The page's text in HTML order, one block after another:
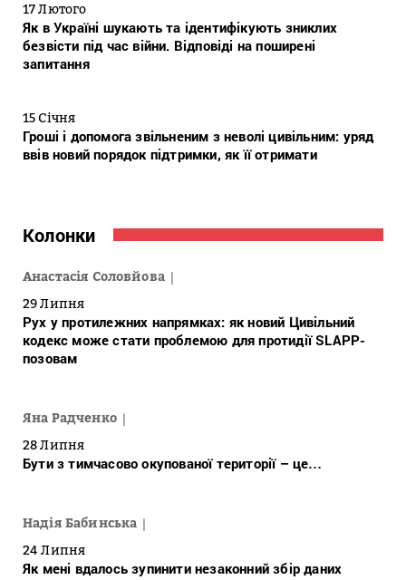
17 Лютого
Як в Україні шукають та ідентифікують зниклих
безвісти під час війни. Відповіді на поширені
запитання
15 Січня
Гроші і допомога звільненим з неволі цивільним: уряд
ввів новий порядок підтримки, як її отримати
Колонки
Анастасія Соловйова
29 Липня
Рух у протилежних напрямках: як новий Цивільний
кодекс може стати проблемою для протидії SLAPP-
позовам
Яна Радченко
28 Липня
Бути з тимчасово окупованої території – це…
Надія Бабинська
24 Липня
Як мені вдалось зупинити незаконний збір даних